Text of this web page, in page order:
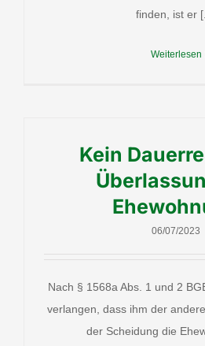
finden, ist er
Weiterlesen
Kein
06/07/2023
Nach § 1568a Abs. 1 und 2
verlangen, dass ihm der
der Scheidung die